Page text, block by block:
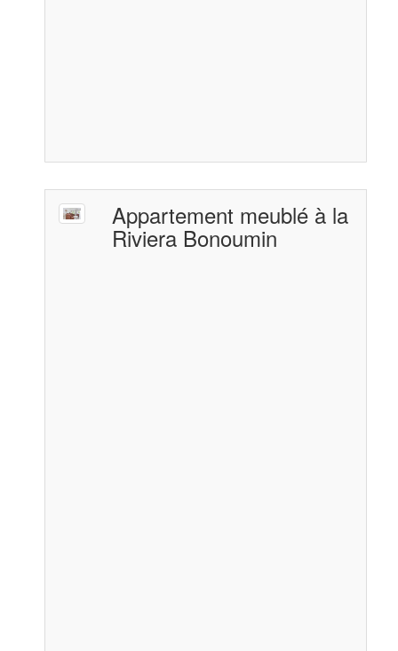
Appartement meublé à la
Riviera Bonoumin